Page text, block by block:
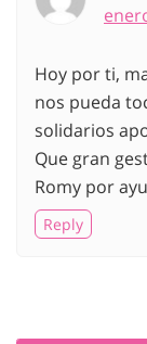
Hoy por ti,
nos pueda
solidarios
Que gran
Romy por
Reply